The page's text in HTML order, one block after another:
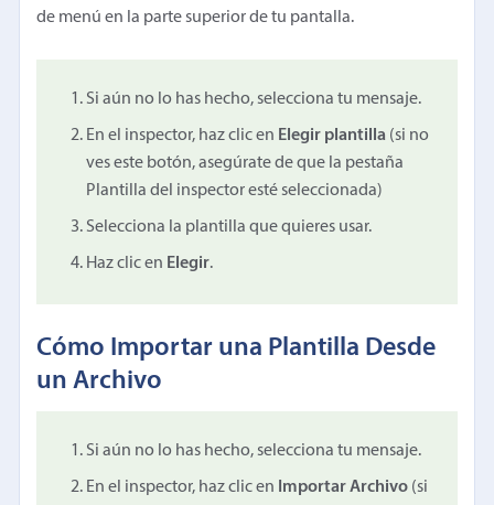
de menú en la parte superior de tu pantalla.
Si aún no lo has hecho, selecciona tu mensaje.
En el inspector, haz clic en Elegir plantilla (si no
ves este botón, asegúrate de que la pestaña
Plantilla del inspector esté seleccionada)
Selecciona la plantilla que quieres usar.
Haz clic en Elegir.
Cómo Importar una Plantilla Desde
un Archivo
Si aún no lo has hecho, selecciona tu mensaje.
En el inspector, haz clic en Importar Archivo (si